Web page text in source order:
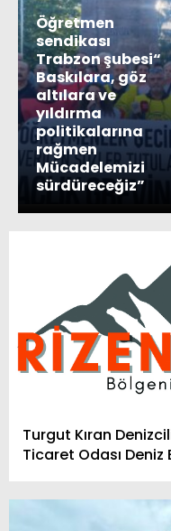
Öğretmen
sendikası
Trabzon şubesi“
Baskılara, göz
altılara ve
yıldırma
politikalarına
rağmen
Mücadelemizi
sürdüreceğiz”
Turgut Kıran
Ticaret Odası Deniz